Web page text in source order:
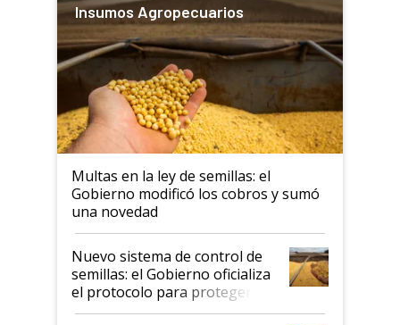
Insumos Agropecuarios
Multas en la ley de semillas: el
Gobierno modificó los cobros y sumó
una novedad
Nuevo sistema de control de
semillas: el Gobierno oficializa
el protocolo para proteger la
propiedad intelectual